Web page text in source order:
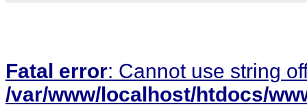
Fatal error: Cannot use string
/var/www/localhost/htdocs/